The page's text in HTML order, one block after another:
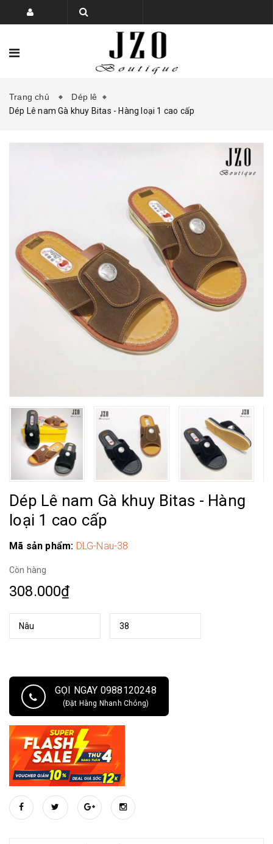
TRANG CHỦ
LIÊN HỆ
Trang chủ
Dép lê
Dép Lê nam Gà khuy Bitas - Hàng loại 1 cao cấp
Dép Lê nam Gà khuy Bitas - Hàng
loại 1 cao cấp
Mã sản phẩm: DLG-Nau-38
Còn hàng
308.000₫
GỌI NGAY 0988120248
(Đặt Hàng Nhanh Chóng)